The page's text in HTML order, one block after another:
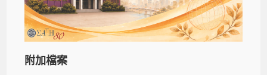
附加檔案